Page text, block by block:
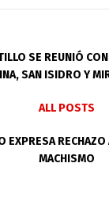
SE REUNIÓ
SAN ISIDRO Y
ALL POSTS
EXPRESA
MACHISMO